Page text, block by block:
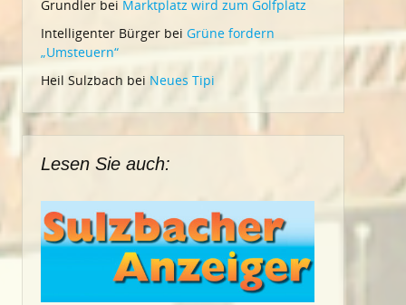
Grundler bei Marktplatz wird zum Golfplatz
Intelligenter Bürger bei Grüne fordern
„Umsteuern“
Heil Sulzbach bei Neues Tipi
Lesen Sie auch: